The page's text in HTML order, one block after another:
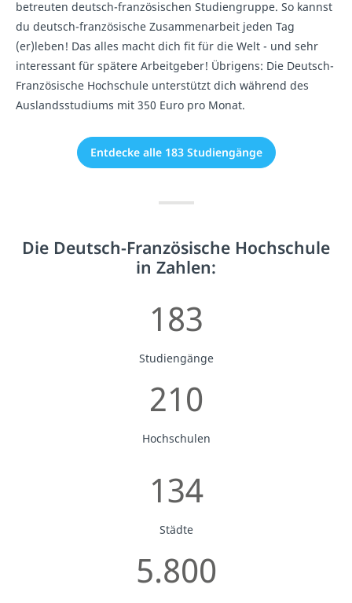
betreuten deutsch-französischen Studiengruppe. So kannst
du deutsch-französische Zusammenarbeit jeden Tag
(er)leben! Das alles macht dich fit für die Welt - und sehr
interessant für spätere Arbeitgeber! Übrigens: Die Deutsch-
Französische Hochschule unterstützt dich während des
Auslandsstudiums mit 350 Euro pro Monat.
Entdecke alle 183 Studiengänge
Die Deutsch-Französische Hochschule
in Zahlen:
183
Studiengänge
210
Hochschulen
134
Städte
5.800